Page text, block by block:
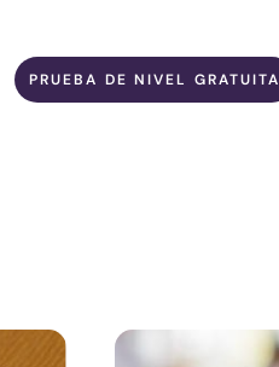
PRUEBA DE NIVEL GRATUITA